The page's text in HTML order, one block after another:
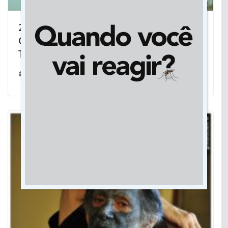
21º Festival de Cinema e Vídeo de
Cuiabá divulga filmes que disputarão o
Troféu Coxiponés 2023
15/09/2023